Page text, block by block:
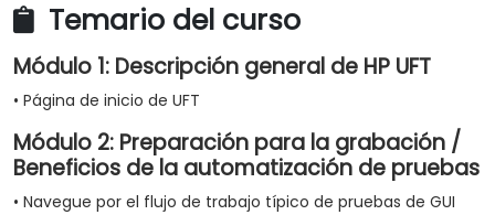
regresión.
Temario del curso
Módulo 1: Descripción general de HP UFT
• Página de inicio de UFT
Módulo 2: Preparación para la grabación /
Beneficios de la automatización de pruebas
• Navegue por el flujo de trabajo típico de pruebas de GUI